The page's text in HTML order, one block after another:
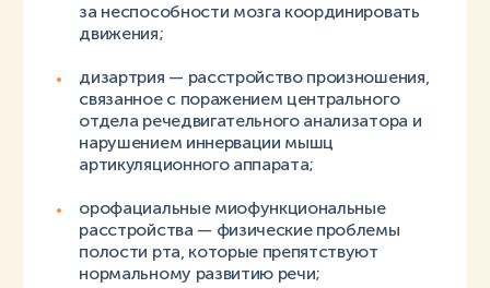
за неспособности мозга координировать
движения;
дизартрия — расстройство произношения,
связанное с поражением центрального
отдела речедвигательного анализатора и
нарушением иннервации мышц
артикуляционного аппарата;
орофациальные миофункциональные
расстройства — физические проблемы
полости рта, которые препятствуют
нормальному развитию речи;